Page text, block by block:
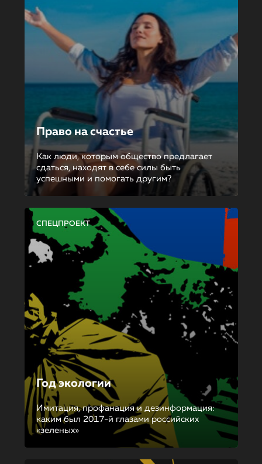
Право на счастье
Как люди, которым общество предлагает
сдаться, находят в себе силы быть
успешными и помогать другим?
СПЕЦПРОЕКТ
Год экологии
Имитация, профанация и дезинформация:
каким был 2017-й глазами российских
«зеленых»